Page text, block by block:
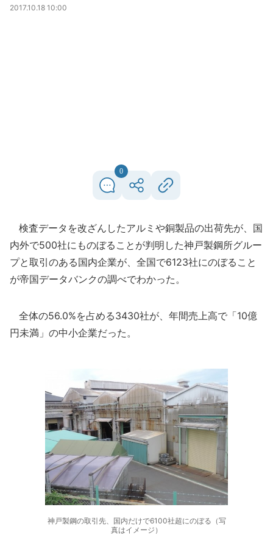
2017.10.18 10:00
0
検査データを改ざんしたアルミや銅製品の出荷先が、国
内外で500社にものぼることが判明した神戸製鋼所グルー
プと取引のある国内企業が、全国で6123社にのぼること
が帝国データバンクの調べでわかった。
全体の56.0%を占める3430社が、年間売上高で「10億
円未満」の中小企業だった。
神戸製鋼の取引先、国内だけで6100社超にのぼる（写
真はイメージ）